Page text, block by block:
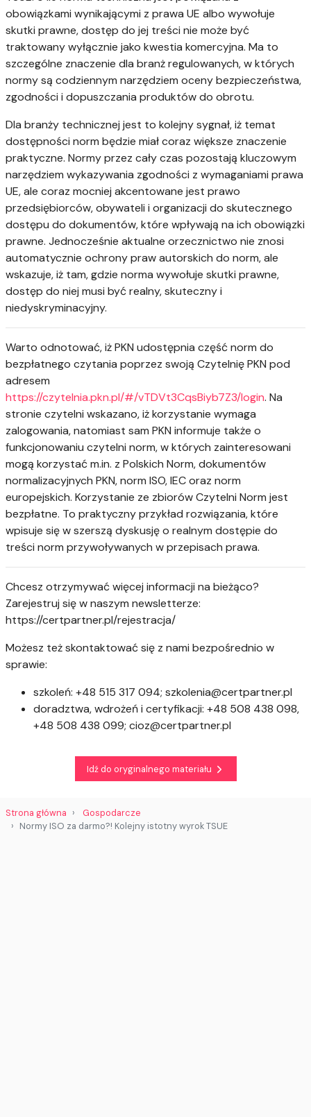
obowiązkami wynikającymi z prawa UE albo wywołuje
skutki prawne, dostęp do jej treści nie może być
traktowany wyłącznie jako kwestia komercyjna. Ma to
szczególne znaczenie dla branż regulowanych, w których
normy są codziennym narzędziem oceny bezpieczeństwa,
zgodności i dopuszczania produktów do obrotu.
Dla branży technicznej jest to kolejny sygnał, iż temat
dostępności norm będzie miał coraz większe znaczenie
praktyczne. Normy przez cały czas pozostają kluczowym
narzędziem wykazywania zgodności z wymaganiami prawa
UE, ale coraz mocniej akcentowane jest prawo
przedsiębiorców, obywateli i organizacji do skutecznego
dostępu do dokumentów, które wpływają na ich obowiązki
prawne. Jednocześnie aktualne orzecznictwo nie znosi
automatycznie ochrony praw autorskich do norm, ale
wskazuje, iż tam, gdzie norma wywołuje skutki prawne,
dostęp do niej musi być realny, skuteczny i
niedyskryminacyjny.
Warto odnotować, iż PKN udostępnia część norm do
bezpłatnego czytania poprzez swoją Czytelnię PKN pod
adresem
https://czytelnia.pkn.pl/#/vTDVt3CqsBiyb7Z3/login. Na
stronie czytelni wskazano, iż korzystanie wymaga
zalogowania, natomiast sam PKN informuje także o
funkcjonowaniu czytelni norm, w których zainteresowani
mogą korzystać m.in. z Polskich Norm, dokumentów
normalizacyjnych PKN, norm ISO, IEC oraz norm
europejskich. Korzystanie ze zbiorów Czytelni Norm jest
bezpłatne. To praktyczny przykład rozwiązania, które
wpisuje się w szerszą dyskusję o realnym dostępie do
treści norm przywoływanych w przepisach prawa.
Chcesz otrzymywać więcej informacji na bieżąco?
Zarejestruj się w naszym newsletterze:
https://certpartner.pl/rejestracja/
Możesz też skontaktować się z nami bezpośrednio w
sprawie:
szkoleń: +48 515 317 094; szkolenia@certpartner.pl
doradztwa, wdrożeń i certyfikacji: +48 508 438 098,
+48 508 438 099; cioz@certpartner.pl
Idź do oryginalnego materiału
Strona główna
Gospodarcze
Normy ISO za darmo?! Kolejny istotny wyrok TSUE